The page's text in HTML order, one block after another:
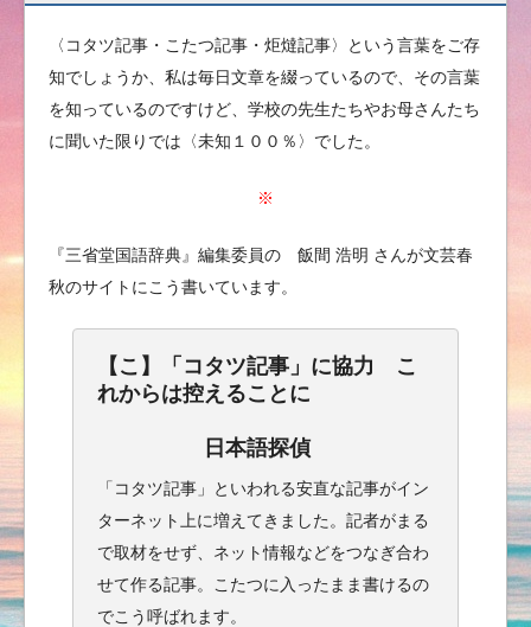
〈コタツ記事・こたつ記事・炬燵記事〉という言葉をご存
知でしょうか、私は毎日文章を綴っているので、その言葉
を知っているのですけど、学校の先生たちやお母さんたち
に聞いた限りでは〈未知１００％〉でした。
※
『三省堂国語辞典』編集委員の 飯間 浩明 さんが文芸春
秋のサイトにこう書いています。
【こ】「コタツ記事」に協力 こ
れからは控えることに
日本語探偵
「コタツ記事」といわれる安直な記事がイン
ターネット上に増えてきました。記者がまる
で取材をせず、ネット情報などをつなぎ合わ
せて作る記事。こたつに入ったまま書けるの
でこう呼ばれます。